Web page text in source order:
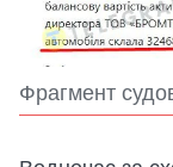
Фрагмент